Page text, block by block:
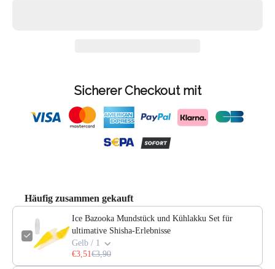
Sicherer Checkout mit
Häufig zusammen gekauft
Ice Bazooka Mundstück und Kühlakku Set für
ultimative Shisha-Erlebnisse
Gelb / 1
€3,51€3,90